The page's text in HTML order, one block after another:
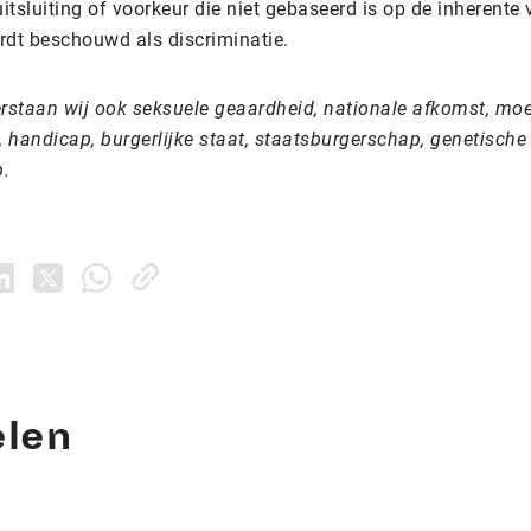
of voorkeur die niet gebaseerd is op de inherente
beschouwd als discriminatie.
wij ook seksuele geaardheid, nationale afkomst,
handicap, burgerlijke staat, staatsburgerschap,